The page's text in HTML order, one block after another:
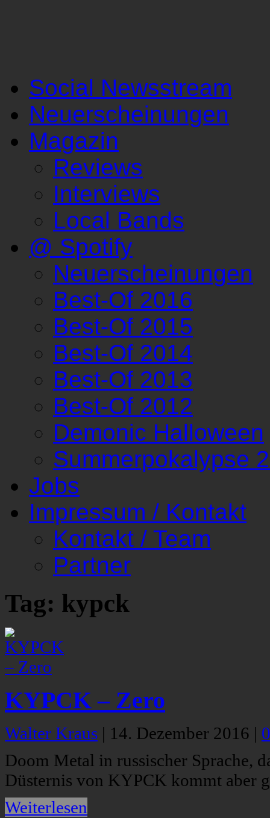
Social Newsstream
Neuerscheinungen
Magazin
Reviews
Interviews
Local Bands
@ Spotify
Neuerscheinungen
Best-Of 2016
Best-Of 2015
Best-Of 2014
Best-Of 2013
Best-Of 2012
Demonic Halloween
Summerpokalypse
Jobs
Impressum / Kontakt
Kontakt / Team
Partner
Tag: kypck
KYPCK – Zero
Walter Kraus | 14. Dezember 2016 |
Doom Metal in russischer Sprache,
Düsternis von KYPCK kommt aber
Weiterlesen